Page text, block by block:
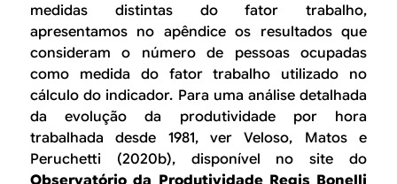
medidas distintas do fator trabalho,
apresentamos no apêndice os resultados que
consideram o número de pessoas ocupadas
como medida do fator trabalho utilizado no
cálculo do indicador. Para uma análise detalhada
da evolução da produtividade por hora
trabalhada desde 1981, ver Veloso, Matos e
Peruchetti (2020b), disponível no site do